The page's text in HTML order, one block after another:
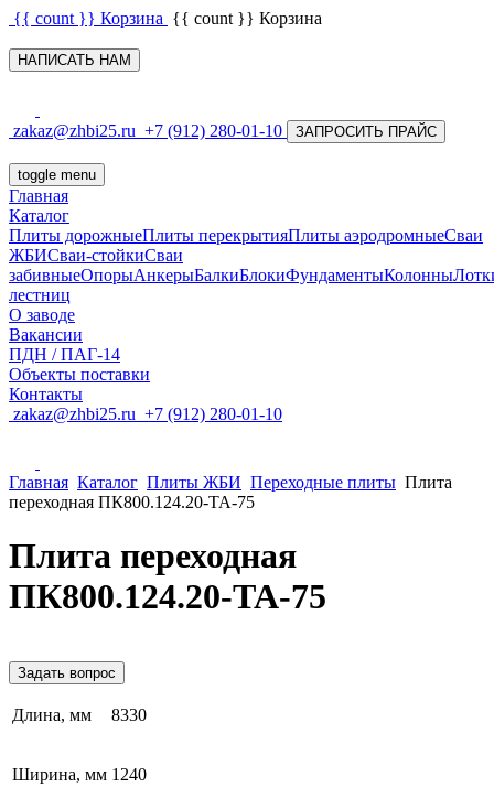
{{ count }} Корзина {{ count }} Корзина
НАПИСАТЬ НАМ
zakaz@zhbi25.ru +7 (912) 280-01-10 ЗАПРОСИТЬ ПРАЙС
toggle menu
Главная
Каталог
Плиты дорожныеПлиты перекрытияПлиты аэродромныеСваи
ЖБИСваи-стойкиСваи
забивныеОпорыАнкерыБалкиБлокиФундаментыКолонны
лестниц
О заводе
Вакансии
ПДН / ПАГ-14
Объекты поставки
Контакты
zakaz@zhbi25.ru +7 (912) 280-01-10
Главная Каталог Плиты ЖБИ Переходные плиты Плита
переходная ПК800.124.20-ТА-75
Плита переходная
ПК800.124.20-ТА-75
Задать вопрос
Длина, мм 8330
Ширина, мм 1240